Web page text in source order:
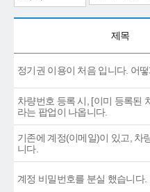
제목
정기권 이용이 처음 입니다. 어
차량번호 등록 시, [이미 등록된
라는 팝업이 나옵니다.
기존에 계정(이메일)이 있고, 차
니다.
계정 비밀번호를 분실 했습니다.